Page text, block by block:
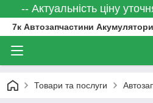
-- Актуальність ціну
7к Автозапчастини Акумулятори
Товари та послуги